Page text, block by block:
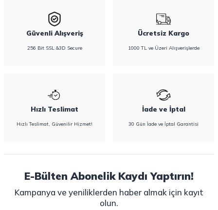
Güvenli Alışveriş
256 Bit SSL &3D Secure
Ücretsiz Kargo
1000 TL ve Üzeri Alışverişlerde
Hızlı Teslimat
Hızlı Teslimat, Güvenilir Hizmet!
İade ve İptal
30 Gün İade ve İptal Garantisi
E-Bülten Abonelik Kaydı Yaptırın!
Kampanya ve yeniliklerden haber almak için kayıt
olun.